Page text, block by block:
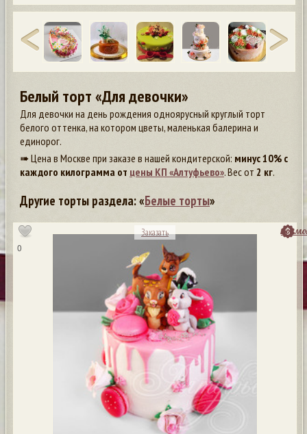
Белый торт «Для девочки»
Для девочки на день рождения одноярусный круглый торт
белого оттенка, на котором цветы, маленькая балерина и
единорог.
➠ Цена в Москве при заказе в нашей кондитерской: минус 10% с
каждого килограмма от цены КП «Алтуфьево». Вес от 2 кг.
Другие торты раздела: «Белые торты»
0
Заказать